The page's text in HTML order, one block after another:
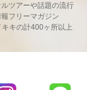
ツアーや話題の流行
フリーマガジン
キの計400ヶ所以上